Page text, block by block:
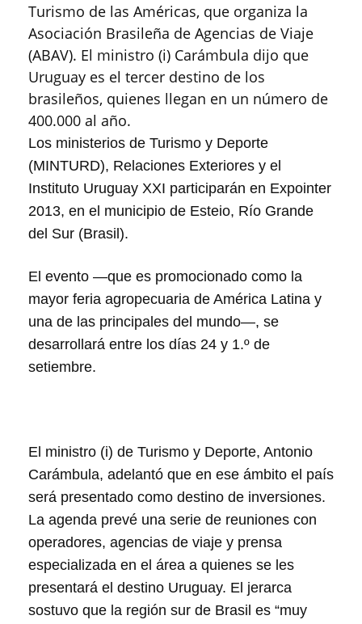
Turismo de las Américas, que organiza la
Asociación Brasileña de Agencias de Viaje
(ABAV). El ministro (i) Carámbula dijo que
Uruguay es el tercer destino de los
brasileños, quienes llegan en un número de
400.000 al año.
Los ministerios de Turismo y Deporte
(MINTURD), Relaciones Exteriores y el
Instituto Uruguay XXI participarán en Expointer
2013, en el municipio de Esteio, Río Grande
del Sur (Brasil).
El evento —que es promocionado como la
mayor feria agropecuaria de América Latina y
una de las principales del mundo—, se
desarrollará entre los días 24 y 1.º de
setiembre.
El ministro (i) de Turismo y Deporte, Antonio
Carámbula, adelantó que en ese ámbito el país
será presentado como destino de inversiones.
La agenda prevé una serie de reuniones con
operadores, agencias de viaje y prensa
especializada en el área a quienes se les
presentará el destino Uruguay. El jerarca
sostuvo que la región sur de Brasil es “muy